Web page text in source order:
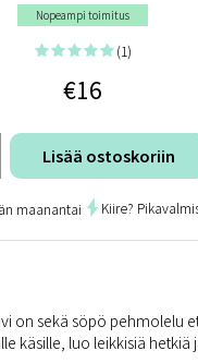
Nopeampi toimitus
(1)
€16
Lisää ostoskoriin
maanantai Kiire?
on sekä söpö pehmolelu
käsille, luo leikkisiä hetkiä